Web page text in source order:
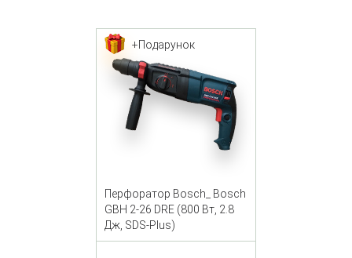
+Подарунок
Перфоратор Bosch_ Bosch
GBH 2-26 DRE (800 Вт, 2.8
Дж, SDS-Plus)